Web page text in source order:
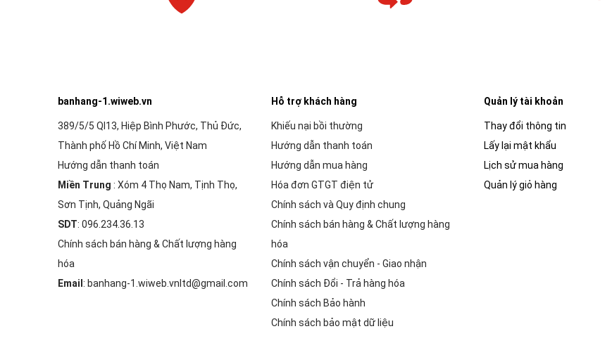
banhang-1.wiweb.vn
389/5/5 Ql13, Hiệp Bình Phước, Thủ Đức,
Thành phố Hồ Chí Minh, Việt Nam
Hướng dẫn thanh toán
Miền Trung : Xóm 4 Thọ Nam, Tịnh Thọ,
Sơn Tịnh, Quảng Ngãi
SDT: 096.234.36.13
Chính sách bán hàng & Chất lượng hàng
hóa
Email : banhang-1.wiweb.vnltd@gmail.com
Hỗ trợ khách hàng
Khiếu nại bồi thường
Hướng dẫn thanh toán
Hướng dẫn mua hàng
Hóa đơn GTGT điện tử
Chính sách và Quy định chung
Chính sách bán hàng & Chất lượng hàng
hóa
Chính sách vận chuyển - Giao nhận
Chính sách Đổi - Trả hàng hóa
Chính sách Bảo hành
Chính sách bảo mật dữ liệu
Quản lý tài khoản
Thay đổi thông tin
Lấy lại mật khẩu
Lịch sử mua hàng
Quản lý giỏ hàng